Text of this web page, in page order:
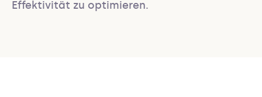
Effektivität zu optimieren.